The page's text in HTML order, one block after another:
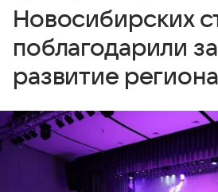
Новосибирских
поблагодарили
развитие региона